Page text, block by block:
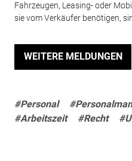
Fahrzeugen, Leasing- oder
sie vom Verkäufer benötigen,
WEITERE MELDUNGEN
#Personal
#Arbeitszeit
#Recht